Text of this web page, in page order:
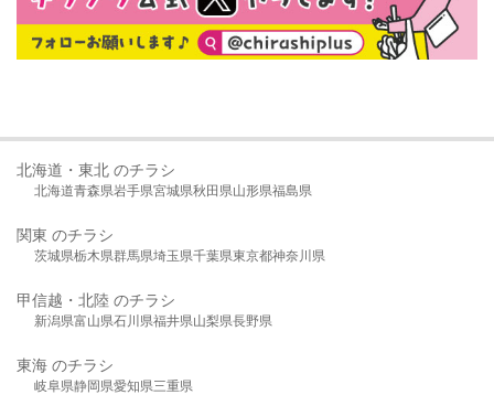
北海道・東北 のチラシ
北海道青森県岩手県宮城県秋田県山形県福島県
関東 のチラシ
茨城県栃木県群馬県埼玉県千葉県東京都神奈川県
甲信越・北陸 のチラシ
新潟県富山県石川県福井県山梨県長野県
東海 のチラシ
岐阜県静岡県愛知県三重県